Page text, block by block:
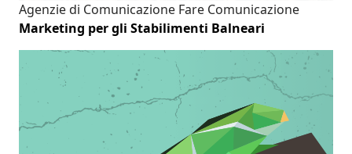
Agenzie di Comunicazione Fare Comunicazione
Marketing per gli Stabilimenti Balneari